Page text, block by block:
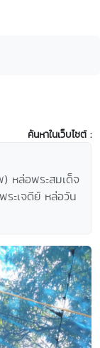
ค้นหาในเว็บไซต์ :
หล่อพระสมเด็จ
ะเจดีย์ หล่อวัน